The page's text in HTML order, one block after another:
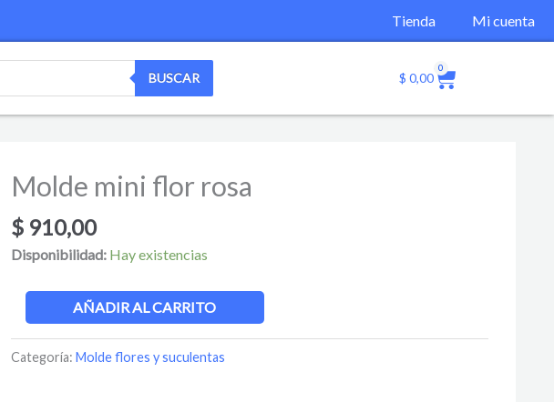
Tienda Mi cuenta
BUSCAR $ 0,00
0
Cart
Molde mini flor rosa
$910,00
Disponibilidad: Hay existencias
Molde
mini
flor
rosa
AÑADIR AL CARRITO
Categoría: Molde flores y suculentas